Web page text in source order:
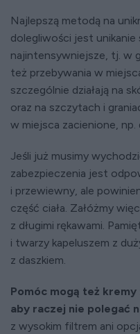
Najlepszą metodą na
dolegliwości jest
najintensywniejsze, tj. w
też przebywania w
szczególnie działają na
oraz na szczytach i
w miejsca zacienione, np.
Jeśli już musimy
zabezpieczenia jest
i przewiewny, ale
część ciała. Załóżmy
z długimi rękawami.
i twarzy kapeluszem z
z daszkiem.
Pomóc mogą też
aby raczej nie polegać
z wysokim filtrem ani